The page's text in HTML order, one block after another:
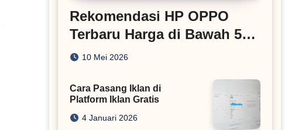
Rekomendasi HP OPPO
Terbaru Harga di Bawah 5
Juta
10 Mei 2026
Cara Pasang Iklan di
Platform Iklan Gratis
4 Januari 2026